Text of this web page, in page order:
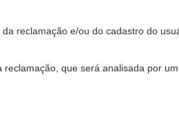
reclamação e/ou do cadastro do
que será analisada por